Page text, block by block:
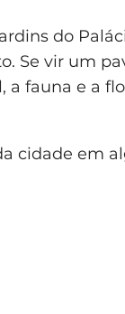
do
Se vir um
a fauna e a
cidade em